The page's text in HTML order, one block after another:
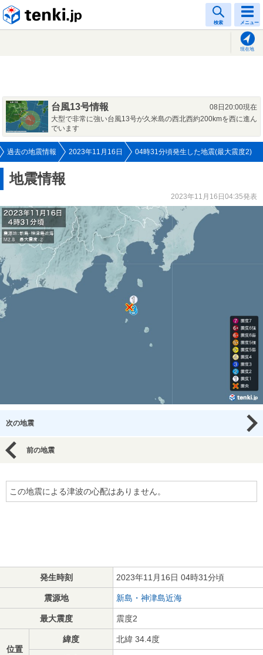
検索 メニュー
現在地
台風13号情報
08日20:00現在
大型で非常に強い台風13号が久米島の西北西約200kmを西に進ん
でいます
過去の地震情報 2023年11月16日 04時31分頃発生した地震(最大震度2)
地震情報
2023年11月16日04:35発表
次の地震
前の地震
この地震による津波の心配はありません。
発生時刻 2023年11月16日 04時31分頃
震源地 新島・神津島近海
最大震度 震度2
位置
緯度 北緯 34.4度